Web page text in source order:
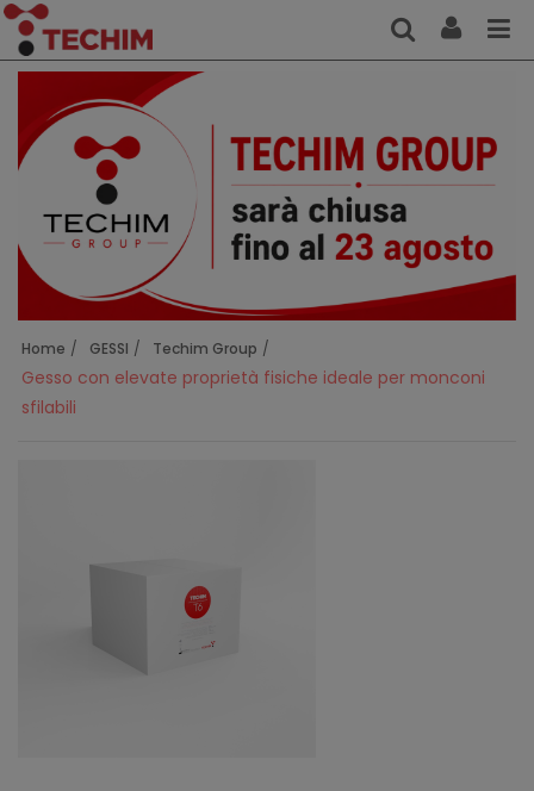
Home GESSI Techim Group
Gesso con elevate proprietà fisiche ideale per monconi
sfilabili